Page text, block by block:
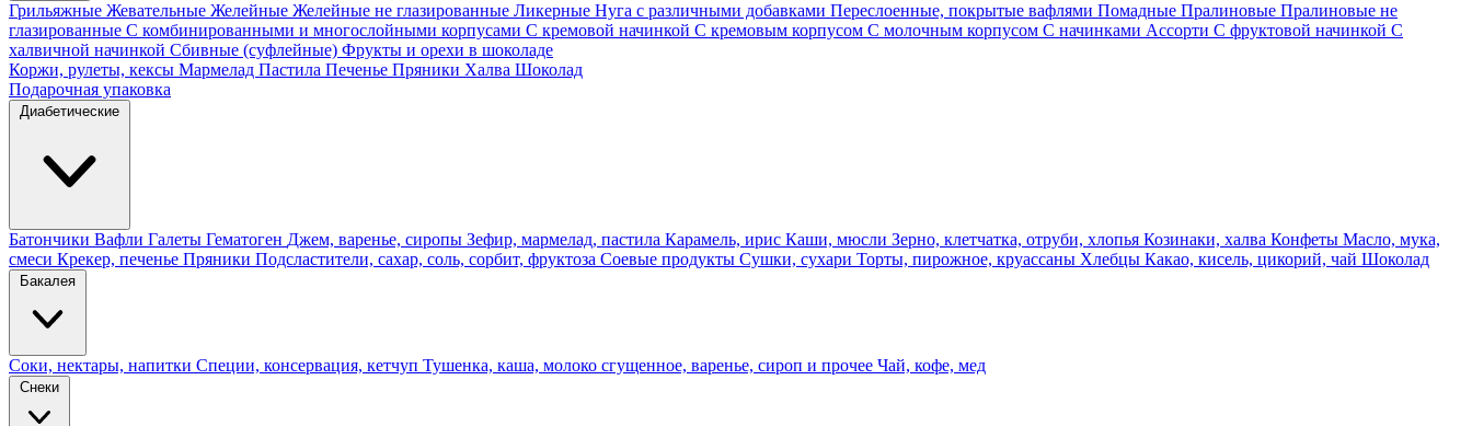
Грильяжные Жевательные Желейные Желейные не глазированные Ликерные Нуга с различными добавками Переслоенные, покрытые вафлями Помадные Пралиновые Пралиновые не
глазированные С комбинированными и многослойными корпусами С кремовой начинкой С кремовым корпусом С молочным корпусом С начинками Ассорти С фруктовой начинкой С
халвичной начинкой Сбивные (суфлейные) Фрукты и орехи в шоколаде
Коржи, рулеты, кексы Мармелад Пастила Печенье Пряники Халва Шоколад
Подарочная упаковка
Диабетические
Батончики Вафли Галеты Гематоген Джем, варенье, сиропы Зефир, мармелад, пастила Карамель, ирис Каши, мюсли Зерно, клетчатка, отруби, хлопья Козинаки, халва Конфеты Масло, мука,
смеси Крекер, печенье Пряники Подсластители, сахар, соль, сорбит, фруктоза Соевые продукты Сушки, сухари Торты, пирожное, круассаны Хлебцы Какао, кисель, цикорий, чай Шоколад
Бакалея
Соки, нектары, напитки Специи, консервация, кетчуп Тушенка, каша, молоко сгущенное, варенье, сироп и прочее Чай, кофе, мед
Снеки